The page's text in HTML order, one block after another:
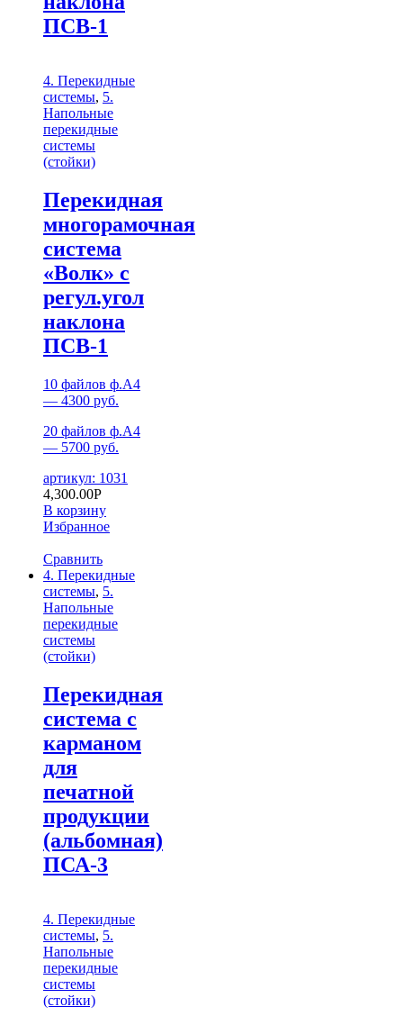
ПСВ-1
4. Перекидные
системы, 5.
Напольные
перекидные
системы
(стойки)
Перекидная
многорамочная
система
«Волк» с
регул.угол
наклона
ПСВ-1
10 файлов ф.А4
— 4300 руб.
20 файлов ф.А4
— 5700 руб.
артикул: 1031
4,300.00Р
В корзину
Избранное
Сравнить
4. Перекидные
системы, 5.
Напольные
перекидные
системы
(стойки)
Перекидная
система с
карманом
для
печатной
продукции
(альбомная)
ПСА-3
4. Перекидные
системы, 5.
Напольные
перекидные
системы
(стойки)